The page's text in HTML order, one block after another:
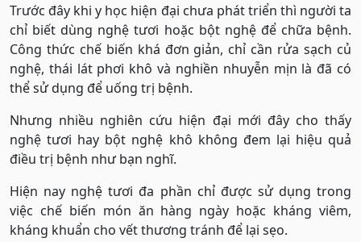
Trước đây khi y học hiện đại chưa phát triển thì người ta
chỉ biết dùng nghệ tươi hoặc bột nghệ để chữa bệnh.
Công thức chế biến khá đơn giản, chỉ cần rửa sạch củ
nghệ, thái lát phơi khô và nghiền nhuyễn mịn là đã có
thể sử dụng để uống trị bệnh.
Nhưng nhiều nghiên cứu hiện đại mới đây cho thấy
nghệ tươi hay bột nghệ khô không đem lại hiệu quả
điều trị bệnh như bạn nghĩ.
Hiện nay nghệ tươi đa phần chỉ được sử dụng trong
việc chế biến món ăn hàng ngày hoặc kháng viêm,
kháng khuẩn cho vết thương tránh để lại sẹo.